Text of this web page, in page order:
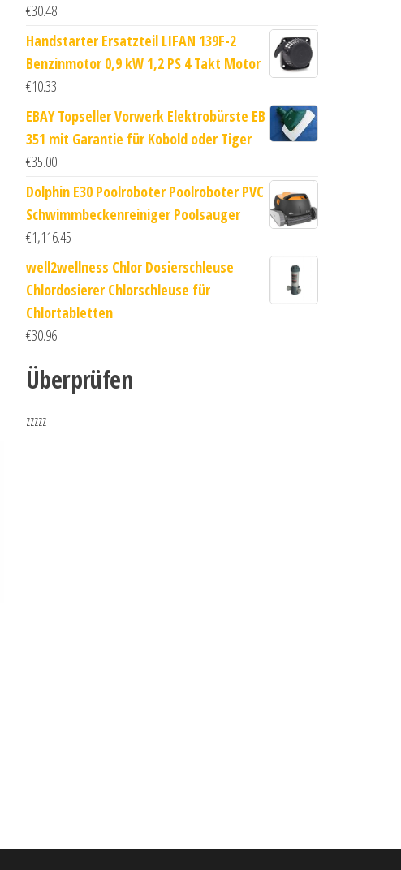
€30.48
Handstarter Ersatzteil LIFAN 139F-2
Benzinmotor 0,9 kW 1,2 PS 4 Takt Motor
€10.33
EBAY Topseller Vorwerk Elektrobürste EB
351 mit Garantie für Kobold oder Tiger
€35.00
Dolphin E30 Poolroboter Poolroboter PVC
Schwimmbeckenreiniger Poolsauger
€1,116.45
well2wellness Chlor Dosierschleuse
Chlordosierer Chlorschleuse für
Chlortabletten
€30.96
Überprüfen
zzzzz